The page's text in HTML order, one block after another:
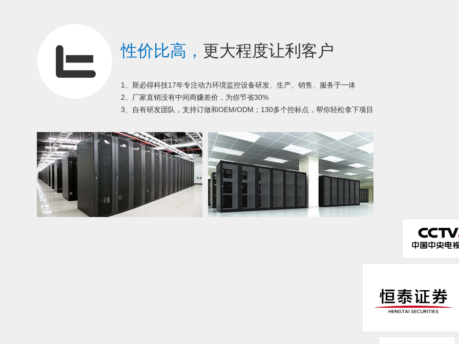
性价比高， 更大程度让利客户
1、斯必得科技17年专注动力环境监控设备研发、生产、销售、服务于一体
2、厂家直销没有中间商赚差价，为你节省30%
3、自有研发团队，支持订做和OEM/ODM；130多个控标点，帮你轻松拿下项目